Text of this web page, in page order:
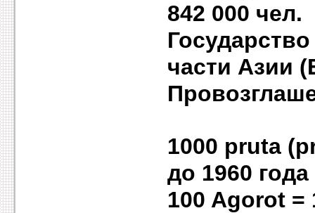
842 000
части Азии
1000 pruta
до 1960 года
100